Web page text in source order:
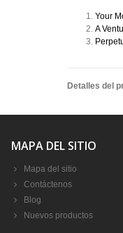
Your
A
Detalles del
MAPA DEL SITIO
Mapa del sitio
Contáctenos
Blog
Nuevos productos